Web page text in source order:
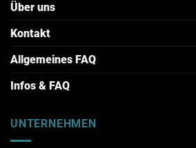
Über uns
Kontakt
Allgemeines FAQ
Infos & FAQ
UNTERNEHMEN